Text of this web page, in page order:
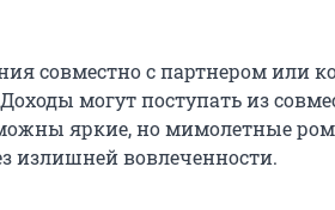
совместно с партнером или
могут поступать из
яркие, но мимолетные
излишней вовлеченности.